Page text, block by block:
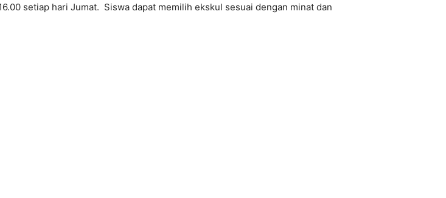
setiap hari Jumat. Siswa dapat memilih ekskul sesuai dengan minat dan